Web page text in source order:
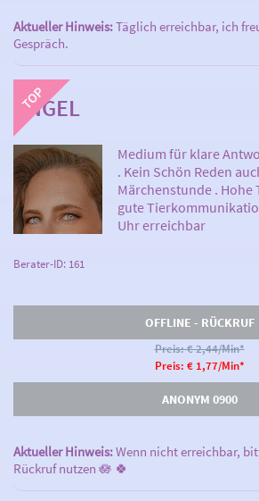
Aktueller Hinweis:Täglich erreichbar, ich
Gespräch.
ANGEL
Medium für klare
. Kein Schön Reden
Märchenstunde .
gute
Uhr erreichbar
Berater-ID: 161
OFFLINE - RÜCKRUF
Preis: € 2,44/Min*
Preis: € 1,77/Min*
ANONYM 0900
Aktueller Hinweis:Wenn nicht erreichbar,
Rückruf nutzen 🪷 🍀